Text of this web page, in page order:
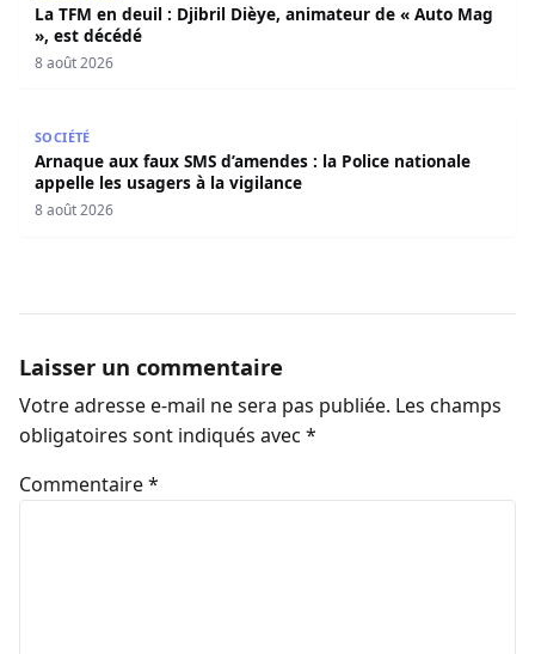
La TFM en deuil : Djibril Dièye, animateur de « Auto Mag
», est décédé
8 août 2026
SOCIÉTÉ
Arnaque aux faux SMS d’amendes : la Police nationale
appelle les usagers à la vigilance
8 août 2026
Laisser un commentaire
Votre adresse e-mail ne sera pas publiée. Les champs
obligatoires sont indiqués avec *
Commentaire*